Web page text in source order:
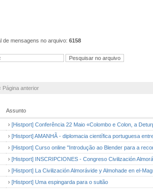
de mensagens no arquivo: 6158
Página anterior
Assunto
› [Histport] Conferência 22 Maio «Colombo e Colon, a
› [Histport] AMANHÃ - diplomacia científica portuguesa
› [Histport] Curso online "Introdução ao Blender para a
› [Histport] INSCRIPCIONES - Congreso Civilización
› [Histport] La Civilización Almorávide y Almohade en el-
› [Histport] Uma espingarda para o sultão